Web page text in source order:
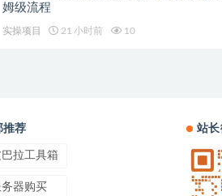
姆级流程
实操项目 21 小时前 10
推荐
拉工具箱
务器购买
站